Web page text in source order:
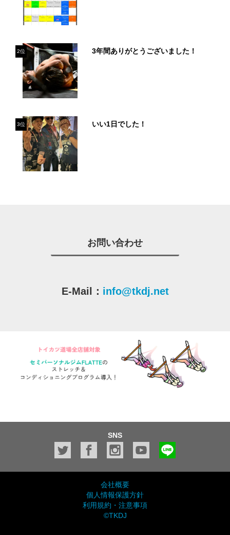
2位 3年間ありがとうございました！
3位 いい1日でした！
お問い合わせ
E-Mail： info@tkdj.net
SNS
会社概要
個人情報保護方針
利用規約・注意事項
©TKDJ